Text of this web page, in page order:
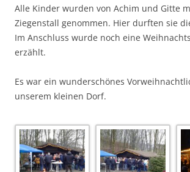
Alle Kinder wurden von Achim und Gitte
Ziegenstall genommen. Hier durften sie
Im Anschluss wurde noch eine
erzählt.
Es war ein wunderschönes
unserem kleinen Dorf.